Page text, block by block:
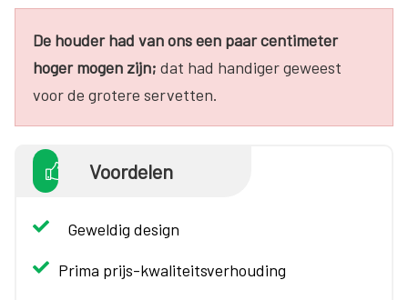
De houder had van ons een paar centimeter
hoger mogen zijn; dat had handiger geweest
voor de grotere servetten.
Voordelen
Geweldig design
Prima prijs-kwaliteitsverhouding